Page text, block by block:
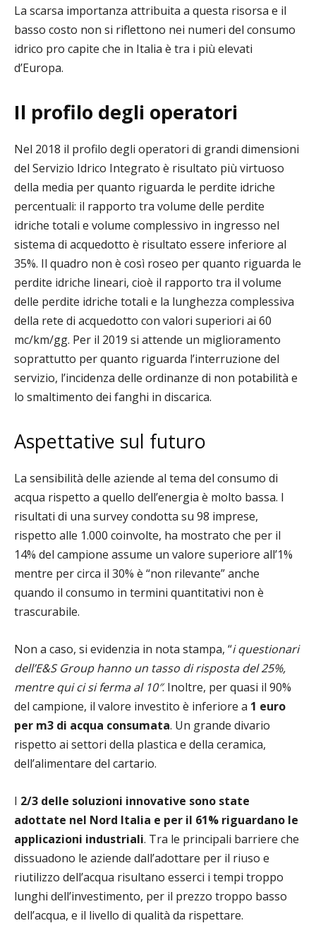
La scarsa importanza attribuita a questa risorsa e il
basso costo non si riflettono nei numeri del consumo
idrico pro capite che in Italia è tra i più elevati
d’Europa.
Il profilo degli operatori
Nel 2018 il profilo degli operatori di grandi dimensioni
del Servizio Idrico Integrato è risultato più virtuoso
della media per quanto riguarda le perdite idriche
percentuali: il rapporto tra volume delle perdite
idriche totali e volume complessivo in ingresso nel
sistema di acquedotto è risultato essere inferiore al
35%. Il quadro non è così roseo per quanto riguarda le
perdite idriche lineari, cioè il rapporto tra il volume
delle perdite idriche totali e la lunghezza complessiva
della rete di acquedotto con valori superiori ai 60
mc/km/gg. Per il 2019 si attende un miglioramento
soprattutto per quanto riguarda l’interruzione del
servizio, l’incidenza delle ordinanze di non potabilità e
lo smaltimento dei fanghi in discarica.
Aspettative sul futuro
La sensibilità delle aziende al tema del consumo di
acqua rispetto a quello dell’energia è molto bassa. I
risultati di una survey condotta su 98 imprese,
rispetto alle 1.000 coinvolte, ha mostrato che per il
14% del campione assume un valore superiore all’1%
mentre per circa il 30% è “non rilevante” anche
quando il consumo in termini quantitativi non è
trascurabile.
Non a caso, si evidenzia in nota stampa, “i questionari
dell’E&S Group hanno un tasso di risposta del 25%,
mentre qui ci si ferma al 10″. Inoltre, per quasi il 90%
del campione, il valore investito è inferiore a 1 euro
per m3 di acqua consumata. Un grande divario
rispetto ai settori della plastica e della ceramica,
dell’alimentare del cartario.
I 2/3 delle soluzioni innovative sono state
adottate nel Nord Italia e per il 61% riguardano le
applicazioni industriali. Tra le principali barriere che
dissuadono le aziende dall’adottare per il riuso e
riutilizzo dell’acqua risultano esserci i tempi troppo
lunghi dell’investimento, per il prezzo troppo basso
dell’acqua, e il livello di qualità da rispettare.